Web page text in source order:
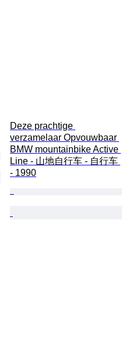
Deze prachtige
verzamelaar Opvouwbaar
BMW mountainbike Active
Line - 山地自行车 - 自行车
- 1990